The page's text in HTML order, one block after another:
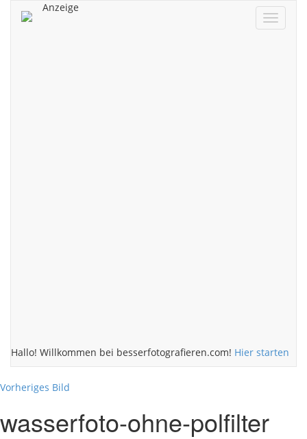
ein/aus
Anzeige
Hallo! Willkommen bei besserfotografieren.com! Hier starten
Vorheriges Bild
wasserfoto-ohne-polfilter